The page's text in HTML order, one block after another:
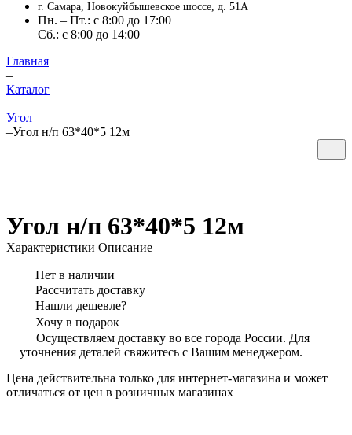
г. Самара, Новокуйбышевское шоссе, д. 51А
Пн. – Пт.: с 8:00 до 17:00
Cб.: с 8:00 до 14:00
Главная
–
Каталог
–
Угол
–Угол н/п 63*40*5 12м
Угол н/п 63*40*5 12м
Характеристики Описание
Нет в наличии
Рассчитать доставку
Нашли дешевле?
Хочу в подарок
Осуществляем доставку во все города России. Для
уточнения деталей свяжитесь с Вашим менеджером.
Цена действительна только для интернет-магазина и может
отличаться от цен в розничных магазинах